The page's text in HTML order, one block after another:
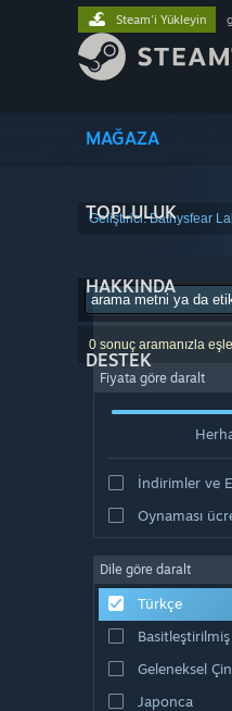
MAĞAZA
TOPLULUK
HAKKINDA
DESTEK
Steam'i Yükleyin
Geliştirici: Bathysfear
0 sonuç aramanızla
Fiyata göre daralt
İndirimler ve
Oynaması
Dile göre daralt
Türkçe
Geleneksel
Japonca